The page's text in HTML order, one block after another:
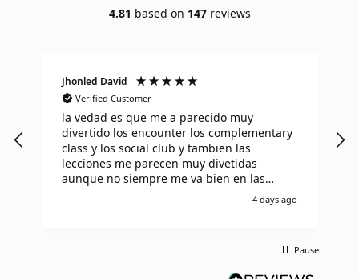
4.81 based on 147 reviews
Jhonled David
Verified Customer
la vedad es que me a parecido muy
divertido los encounter los complementary
class y los social club y tambien las
lecciones me parecen muy divetidas
aunque no siempre me va bien en las
lecciones pero aprendo muy rapido de mis
4 days ago
Pause